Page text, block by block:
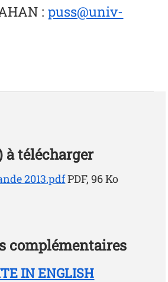
:puss@univ-
à télécharger
2013.pdfPDF, 96 Ko
complémentaires
IN ENGLISH